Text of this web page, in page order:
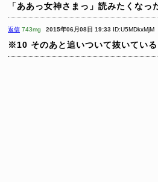
「ああっ女神さまっ」読みたくなっ
返信 743mg 2015年06月08日 19:33 ID:U5MDkxMjM
※10 そのあと追いついて抜いている